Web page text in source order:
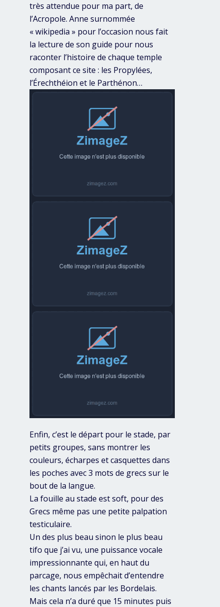
très attendue pour ma part, de
l’Acropole. Anne surnommée
« wikipedia » pour l’occasion nous fait
la lecture de son guide pour nous
raconter l’histoire de chaque temple
composant ce site : les Propylées,
l’Érechthéion et le Parthénon…
Enfin, c’est le départ pour le stade, par
petits groupes, sans montrer les
couleurs, écharpes et casquettes dans
les poches avec 3 mots de grecs sur le
bout de la langue.
La fouille au stade est soft, pour des
Grecs même pas une petite palpation
testiculaire.
Un des plus beau sinon le plus beau
tifo que j’ai vu, une puissance vocale
impressionnante qui, en haut du
parcage, nous empêchait d’entendre
les chants lancés par les Bordelais.
Mais cela n’a duré que 15 minutes puis